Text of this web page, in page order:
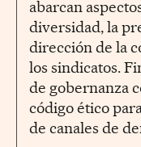
abarcan
diversidad, la
dirección de la
los sindicatos.
de gobernanza
código ético
de canales de